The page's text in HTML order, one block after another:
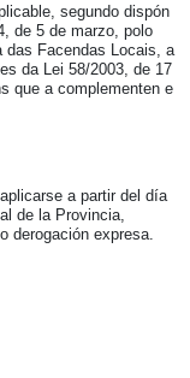
segundo dispón
de 5 de marzo, polo
das Facendas Locais, a
da Lei 58/2003, de 17
que a complementen e
a partir del día
de la Provincia,
derogación expresa.